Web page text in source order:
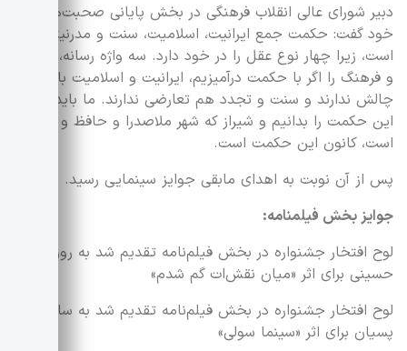
دبیر شورای عالی انقلاب فرهنگی در بخش پایانی صحبت‌های
خود گفت: حکمت جمع ایرانیت، اسلامیت، سنت و مدرنیته
است، زیرا چهار نوع عقل را در خود دارد. سه واژه رسانه، میراث
و فرهنگ را اگر با حکمت درآمیزیم، ایرانیت و اسلامیت با هم‌
چالش ندارند و سنت و تجدد هم تعارضی ندارند. ما باید قدر
این حکمت را بدانیم و شیراز که شهر ملاصدرا و حافظ و سعدی
است، کانون این حکمت است.
پس از آن نوبت به اهدای مابقی جوایز سینمایی رسید.
جوایز بخش فیلمنامه:
لوح افتخار جشنواره در بخش فیلم‌نامه تقدیم شد به روزبه
حسینی برای اثر «میان نقش‌ات گم شدم»
لوح افتخار جشنواره در بخش فیلم‌نامه تقدیم شد به ساسان
پسیان برای اثر «سینما سولی»